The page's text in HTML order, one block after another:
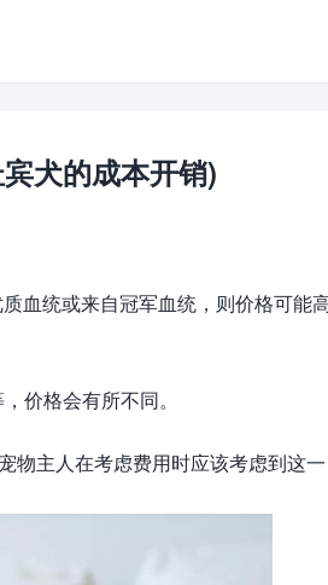
犬的成本开销)
血统或来自冠军血统，则价格可能
价格会有所不同。
物主人在考虑费用时应该考虑到这一